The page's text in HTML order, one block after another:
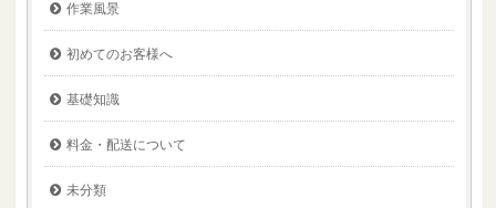
作業風景
初めてのお客様へ
基礎知識
料金・配送について
未分類